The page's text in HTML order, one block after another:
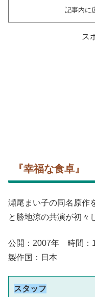
記事内に
ス
『幸福な食卓』
瀬尾まい子の同名原作
と勝地涼の共演が初々
公開：2007年 時間
製作国：日本
スタッフ